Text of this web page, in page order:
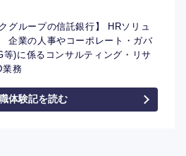
グループの信託銀行】 HRソリュ
企業の人事やコーポレート・ガバ
等)に係るコンサルティング・リサ
業務
体験記を読む